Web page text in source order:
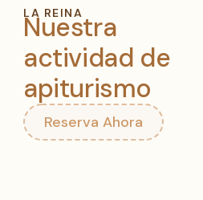
LA REINA
Nuestra
actividad de
apiturismo
Reserva Ahora